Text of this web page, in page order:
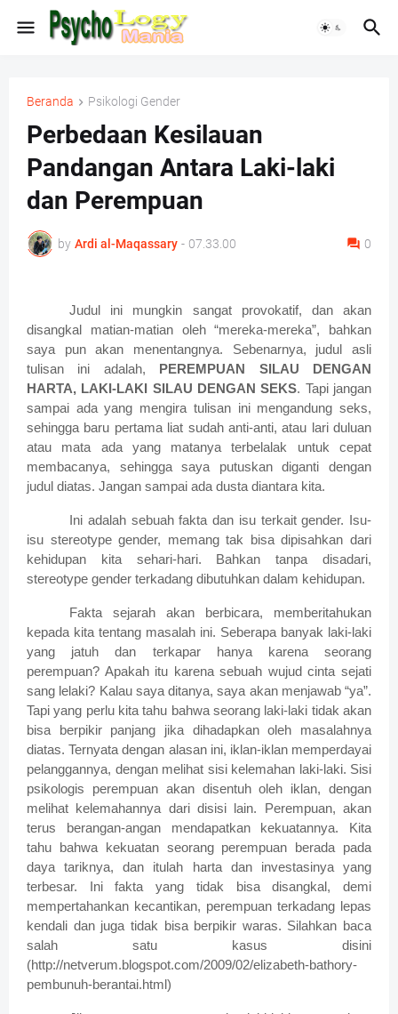
Beranda Psikologi Gender
Perbedaan Kesilauan
Pandangan Antara Laki-laki
dan Perempuan
by Ardi al-Maqassary - 07.33.00 0
Judul ini mungkin sangat provokatif, dan akan
disangkal matian-matian oleh “mereka-mereka”, bahkan
saya pun akan menentangnya. Sebenarnya, judul asli
tulisan ini adalah,
PEREMPUAN SILAU DENGAN
HARTA, LAKI-LAKI SILAU DENGAN SEKS. Tapi jangan
sampai ada yang mengira tulisan ini mengandung seks,
sehingga baru pertama liat sudah anti-anti, atau lari duluan
atau mata ada yang matanya terbelalak untuk cepat
membacanya, sehingga saya putuskan diganti dengan
judul diatas. Jangan sampai ada dusta diantara kita.
Ini adalah sebuah fakta dan isu terkait gender. Isu-
isu stereotype gender, memang tak bisa dipisahkan dari
kehidupan kita sehari-hari. Bahkan tanpa disadari,
stereotype gender terkadang dibutuhkan dalam kehidupan.
Fakta sejarah akan berbicara, memberitahukan
kepada kita tentang masalah ini. Seberapa banyak laki-laki
yang jatuh dan terkapar hanya karena seorang
perempuan? Apakah itu karena sebuah wujud cinta sejati
sang lelaki? Kalau saya ditanya, saya akan menjawab “ya”.
Tapi yang perlu kita tahu bahwa seorang laki-laki tidak akan
bisa berpikir panjang jika dihadapkan oleh masalahnya
diatas. Ternyata dengan alasan ini, iklan-iklan memperdayai
pelanggannya, dengan melihat sisi kelemahan laki-laki. Sisi
psikologis perempuan akan disentuh oleh iklan, dengan
melihat kelemahannya dari disisi lain. Perempuan, akan
terus berangan-angan mendapatkan kekuatannya. Kita
tahu bahwa kekuatan seorang perempuan berada pada
daya tariknya, dan itulah harta dan investasinya yang
terbesar. Ini fakta yang tidak bisa disangkal, demi
mempertahankan kecantikan, perempuan terkadang lepas
kendali dan juga tidak bisa berpikir waras. Silahkan baca
salah satu kasus disini
(http://netverum.blogspot.com/2009/02/elizabeth-bathory-
pembunuh-berantai.html)